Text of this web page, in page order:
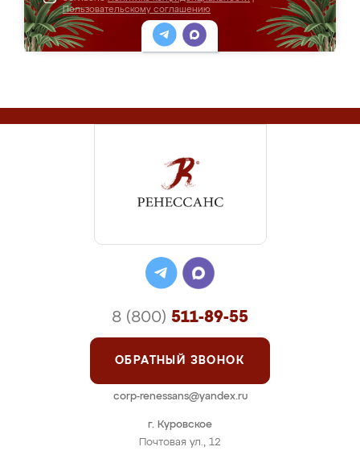
Пользовательскому соглашению
г. Куровское
Почтовая ул., 12
8 (800) 511-89-55
ОБРАТНЫЙ ЗВОНОК
corp-renessans@yandex.ru